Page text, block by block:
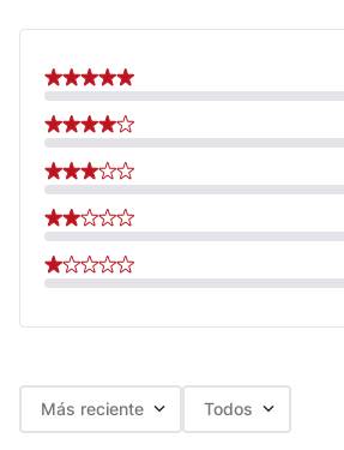
Más reciente Todos